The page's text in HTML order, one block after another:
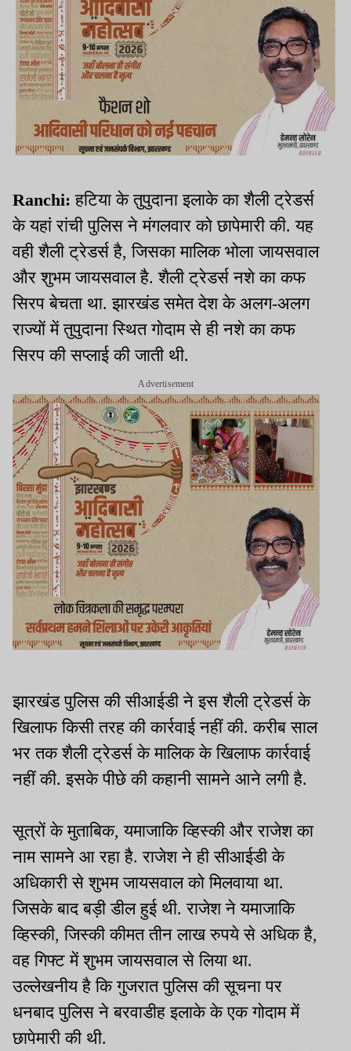
Ranchi:हटिया के तुपुदाना इलाके का शैली ट्रेडर्स
के यहां रांची पुलिस ने मंगलवार को छापेमारी की. यह
वही शैली ट्रेडर्स है, जिसका मालिक भोला जायसवाल
और शुभम जायसवाल है. शैली ट्रेडर्स नशे का कफ
सिरप बेचता था. झारखंड समेत देश के अलग-अलग
राज्यों में तुपुदाना स्थित गोदाम से ही नशे का कफ
सिरप की सप्लाई की जाती थी.
Advertisement
झारखंड पुलिस की सीआईडी ने इस शैली ट्रेडर्स के
खिलाफ किसी तरह की कार्रवाई नहीं की. करीब साल
भर तक शैली ट्रेडर्स के मालिक के खिलाफ कार्रवाई
नहीं की. इसके पीछे की कहानी सामने आने लगी है.
सूत्रों के मुताबिक, यमाजाकि व्हिस्की और राजेश का
नाम सामने आ रहा है. राजेश ने ही सीआईडी के
अधिकारी से शुभम जायसवाल को मिलवाया था.
जिसके बाद बड़ी डील हुई थी. राजेश ने यमाजाकि
व्हिस्की, जिस्की कीमत तीन लाख रुपये से अधिक है,
वह गिफ्ट में शुभम जायसवाल से लिया था.
उल्लेखनीय है कि गुजरात पुलिस की सूचना पर
धनबाद पुलिस ने बरवाडीह इलाके के एक गोदाम में
छापेमारी की थी.